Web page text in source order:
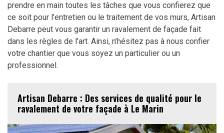
prendre en main toutes les tâches que vous confierez que
ce soit pour l’entretien ou le traitement de vos murs, Artisan
Debarre peut vous garantir un ravalement de façade fait
dans les règles de l’art. Ainsi, n’hésitez pas à nous confier
votre chantier que vous soyez un particulier ou un
professionnel.
Artisan Debarre : Des services de qualité pour le
ravalement de votre façade à Le Marin